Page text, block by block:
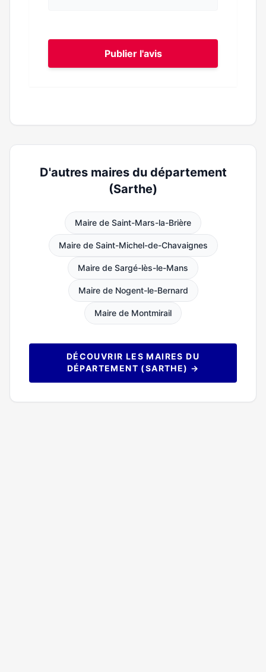
Publier l'avis
D'autres maires du département
(Sarthe)
Maire de Saint-Mars-la-Brière
Maire de Saint-Michel-de-Chavaignes
Maire de Sargé-lès-le-Mans
Maire de Nogent-le-Bernard
Maire de Montmirail
DÉCOUVRIR LES MAIRES DU
DÉPARTEMENT (SARTHE) →